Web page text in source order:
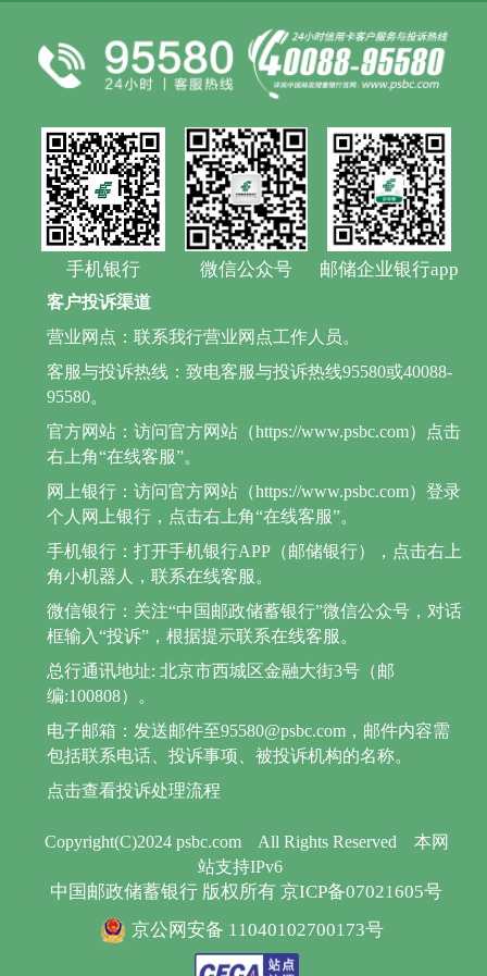
手机银行 微信公众号 邮储企业银行app
Copyright(C)2024 psbc.com All Rights Reserved
本网
站支持IPv6
中国邮政储蓄银行 版权所有 京ICP备07021605号
京公网安备 11040102700173号
客户投诉渠道
营业网点：联系我行营业网点工作人员。
客服与投诉热线：致电客服与投诉热线95580或40088-
95580。
官方网站：访问官方网站（https://www.psbc.com）点击
右上角“在线客服”。
网上银行：访问官方网站（https://www.psbc.com）登录
个人网上银行，点击右上角“在线客服”。
手机银行：打开手机银行APP（邮储银行），点击右上
角小机器人，联系在线客服。
微信银行：关注“中国邮政储蓄银行”微信公众号，对话
框输入“投诉”，根据提示联系在线客服。
总行通讯地址: 北京市西城区金融大街3号（邮
编:100808）。
电子邮箱：发送邮件至95580@psbc.com，邮件内容需
包括联系电话、投诉事项、被投诉机构的名称。
点击查看投诉处理流程